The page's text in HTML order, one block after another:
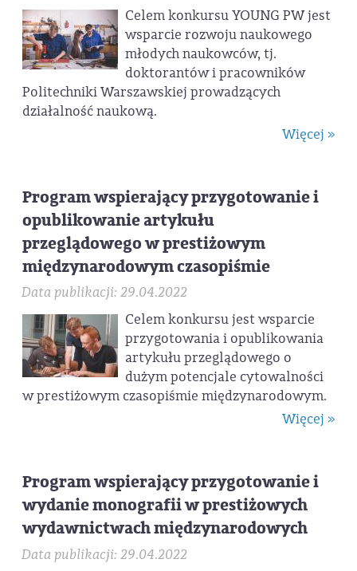
Celem konkursu YOUNG PW jest
wsparcie rozwoju naukowego
młodych naukowców, tj.
doktorantów i pracowników
Politechniki Warszawskiej prowadzących
działalność naukową.
Więcej »
Program wspierający przygotowanie i
opublikowanie artykułu
przeglądowego w prestiżowym
międzynarodowym czasopiśmie
Data publikacji: 29.04.2022
Celem konkursu jest wsparcie
przygotowania i opublikowania
artykułu przeglądowego o
dużym potencjale cytowalności
w prestiżowym czasopiśmie międzynarodowym.
Więcej »
Program wspierający przygotowanie i
wydanie monografii w prestiżowych
wydawnictwach międzynarodowych
Data publikacji: 29.04.2022